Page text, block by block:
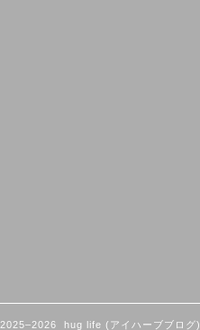
2025–2026 hug life (アイハーブブログ)